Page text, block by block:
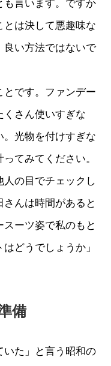
も言います。ですか
とは決して悪趣味な
良い方法ではないで
です。ファンデー
くさん使いすぎな
光物を付けすぎな
てみてください。
の目でチェックし
んは時間があると
ーツ姿で私のもと
どうでしょうか」
備
いた」と言う昭和の